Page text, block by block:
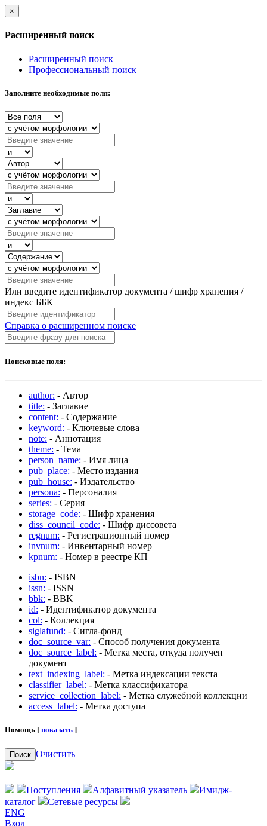
×
Расширенный поиск
Расширенный поиск
Профессиональный поиск
Заполните необходимые поля:
Или введите идентификатор документа / шифр хранения /
индекс ББК
Справка о расширенном поиске
Поисковые поля:
author: - Автор
title: - Заглавие
content: - Содержание
keyword: - Ключевые слова
note: - Аннотация
theme: - Тема
person_name: - Имя лица
pub_place: - Место издания
pub_house: - Издательство
persona: - Персоналия
series: - Серия
storage_code: - Шифр хранения
diss_council_code: - Шифр диссовета
regnum: - Регистрационный номер
invnum: - Инвентарный номер
kpnum: - Номер в реестре КП
isbn: - ISBN
issn: - ISSN
bbk: - BBK
id: - Идентификатор документа
col: - Коллекция
siglafund: - Сигла-фонд
doc_source_var: - Способ получения документа
doc_source_label: - Метка места, откуда получен
документ
text_indexing_label: - Метка индексации текста
classifier_label: - Метка классификатора
service_collection_label: - Метка служебной коллекции
access_label: - Метка доступа
Помощь [ показать ]
Поиск Очистить
Поступления Алфавитный указатель
Имидж-
каталог
Сетевые ресурсы
ENG
Вход